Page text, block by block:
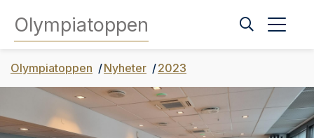
Olympiatoppen
Olympiatoppen Nyheter 2023